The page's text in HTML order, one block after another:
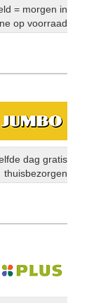
= morgen in
op voorraad
dag gratis
thuisbezorgen